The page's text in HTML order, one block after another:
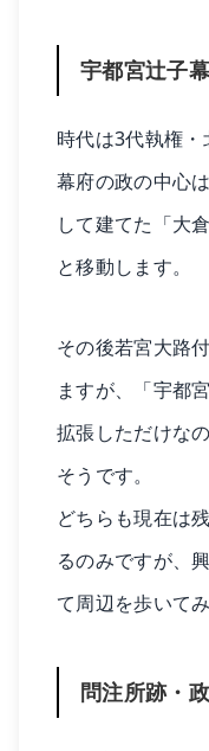
宇都宮辻子
時代は3代執権・
幕府の政の中心
して建てた「大
と移動します。
その後若宮大路
ますが、「宇都
拡張しただけな
そうです。
どちらも現在は
るのみですが、
て周辺を歩いて
問注所跡・